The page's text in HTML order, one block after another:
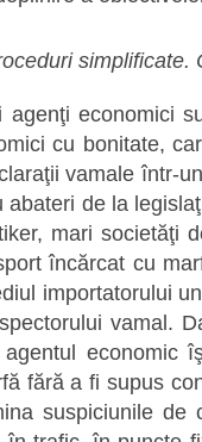
simplificate.
economici
cu bonitate,
vamale într-
de la
mari societăţi
încărcat cu
importatorului
vamal.
economic
fără a fi supus
suspiciunile de